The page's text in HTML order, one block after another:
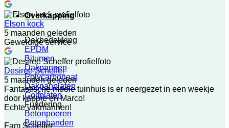
Overkapping
Dakbedekking
EPDM
Bitumen
Dakpannen
Polycarbonaat
Dakpanplaten
Golfplaten
Fundering
Betonpoeren
Betonbanden
Elson kock
5 maanden geleden
Geweldige service
Desiree Scheffer
5 maanden geleden
Fantastische mooie tuinhuis is er neergezet in een weekje
door kappie en Marco!
Echte vakmannen!
Fam Scheffer